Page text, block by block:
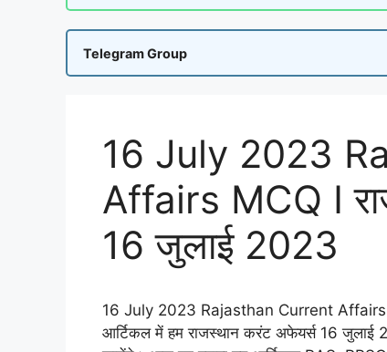
Telegram Group
16 July 2023
Affairs MCQ I
16 जुलाई 2023
16 July 2023 Rajasthan Current
आर्टिकल में हम राजस्थान करंट अफेयर्स 16 जुलाई